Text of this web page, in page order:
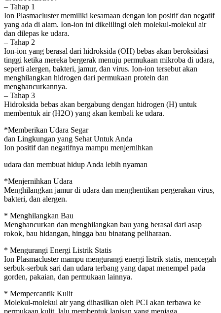
– Tahap 1
Ion Plasmacluster memiliki kesamaan dengan ion positif dan negatif
yang ada di alam. Ion-ion ini dikelilingi oleh molekul-molekul air
dan dilepas ke udara.
– Tahap 2
Ion-ion yang berasal dari hidroksida (OH) bebas akan beroksidasi
tinggi ketika mereka bergerak menuju permukaan mikroba di udara,
seperti alergen, bakteri, jamur, dan virus. Ion-ion tersebut akan
menghilangkan hidrogen dari permukaan protein dan
menghancurkannya.
– Tahap 3
Hidroksida bebas akan bergabung dengan hidrogen (H) untuk
membentuk air (H2O) yang akan kembali ke udara.
*Memberikan Udara Segar
dan Lingkungan yang Sehat Untuk Anda
Ion positif dan negatifnya mampu menjernihkan
udara dan membuat hidup Anda lebih nyaman
*Menjernihkan Udara
Menghilangkan jamur di udara dan menghentikan pergerakan virus,
bakteri, dan alergen.
* Menghilangkan Bau
Menghancurkan dan menghilangkan bau yang berasal dari asap
rokok, bau hidangan, hingga bau binatang peliharaan.
* Mengurangi Energi Listrik Statis
Ion Plasmacluster mampu mengurangi energi listrik statis, mencegah
serbuk-serbuk sari dan udara terbang yang dapat menempel pada
gorden, pakaian, dan permukaan lainnya.
* Mempercantik Kulit
Molekul-molekul air yang dihasilkan oleh PCI akan terbawa ke
permukaan kulit, lalu membentuk lapisan yang menjaga